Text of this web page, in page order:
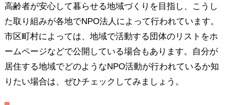
高齢者が安心して暮らせる地域づくりを目指し、こうし
た取り組みが各地でNPO法人によって行われています。
市区町村によっては、地域で活動する団体のリストをホ
ームページなどで公開している場合もあります。自分が
居住する地域でどのようなNPO活動が行われているか知
りたい場合は、ぜひチェックしてみましょう。